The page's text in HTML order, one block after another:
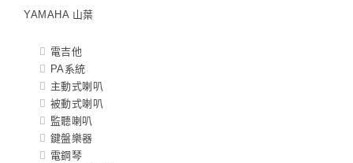
YAMAHA 山葉
電吉他
PA系統
主動式喇叭
被動式喇叭
監聽喇叭
鍵盤樂器
電鋼琴